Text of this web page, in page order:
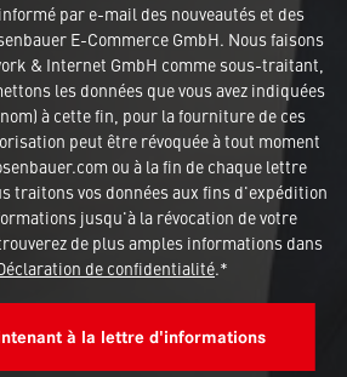
par e-mail des nouveautés et des
E-Commerce GmbH. Nous faisons
& Internet GmbH comme sous-traitant,
les données que vous avez indiquées
à cette fin, pour la fourniture de ces
peut être révoquée à tout moment
ou à la fin de chaque lettre
traitons vos données aux fins d'expédition
jusqu'à la révocation de votre
de plus amples informations dans
de confidentialité.*
à la lettre d'informations